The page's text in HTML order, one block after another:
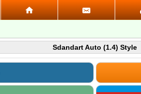
Sdandart Auto (1.4) Style